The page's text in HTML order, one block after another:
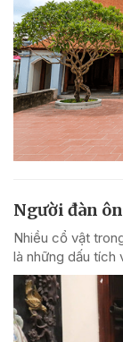
Người đàn
Nhiều cổ vật
là những dấu tích